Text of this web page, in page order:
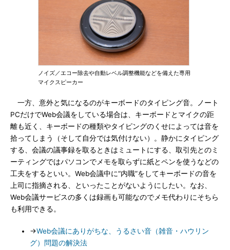
ノイズ／エコー除去や自動レベル調整機能などを備えた専用
マイクスピーカー
一方、意外と気になるのがキーボードのタイピング音。ノート
PCだけでWeb会議をしている場合は、キーボードとマイクの距
離も近く、キーボードの種類やタイピングのくせによっては音を
拾ってしまう（そして自分では気付けない）。静かにタイピング
する、会議の議事録を取るときはミュートにする、取引先とのミ
ーティングではパソコンでメモを取らずに紙とペンを使うなどの
工夫をするといい。Web会議中に“内職”をしてキーボードの音を
上司に指摘される、といったことがないようにしたい。なお、
Web会議サービスの多くは録画も可能なのでメモ代わりにそちら
も利用できる。
→Web会議にありがちな、うるさい音（雑音・ハウリン
グ）問題の解決法